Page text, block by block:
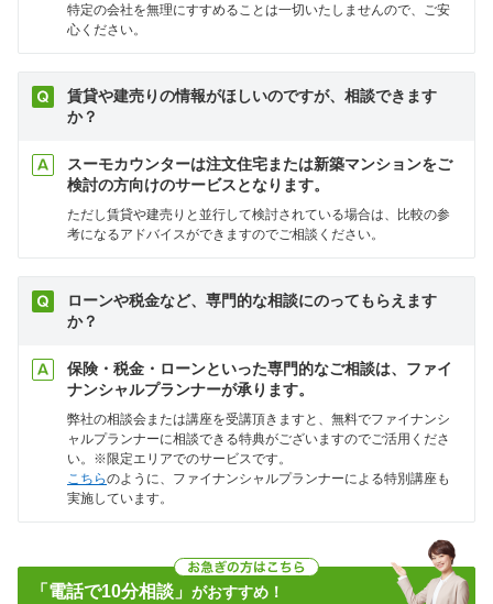
特定の会社を無理にすすめることは一切いたしませんので、ご安
心ください。
賃貸や建売りの情報がほしいのですが、相談できます
か？
スーモカウンターは注文住宅または新築マンションをご
検討の方向けのサービスとなります。
ただし賃貸や建売りと並行して検討されている場合は、比較の参
考になるアドバイスができますのでご相談ください。
ローンや税金など、専門的な相談にのってもらえます
か？
保険・税金・ローンといった専門的なご相談は、ファイ
ナンシャルプランナーが承ります。
弊社の相談会または講座を受講頂きますと、無料でファイナンシ
ャルプランナーに相談できる特典がございますのでご活用くださ
い。※限定エリアでのサービスです。
こちらのように、ファイナンシャルプランナーによる特別講座も
実施しています。
「電話で10分相談」 がおすすめ！